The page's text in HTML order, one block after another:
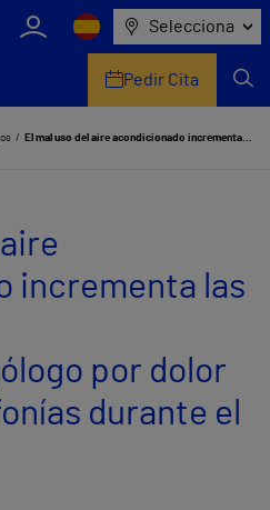
Selecciona
Pedir Cita
El mal uso del aire acondicionado incrementa las consultas al otorrinolaringólogo por dolor faríngeo y disfonías durante el verano
incrementa las
por dolor
durante el